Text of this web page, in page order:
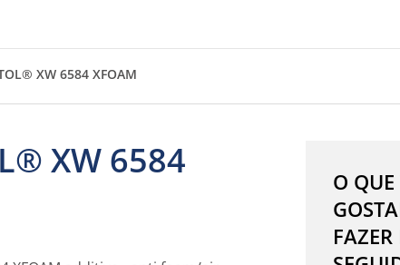
XW 6584 XFOAM
XW 6584
O QUE
FAZER